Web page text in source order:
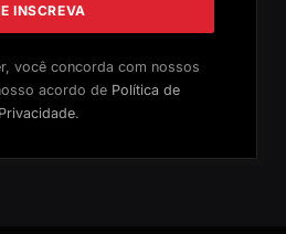
você concorda com nossos
acordo de Política de
Privacidade.